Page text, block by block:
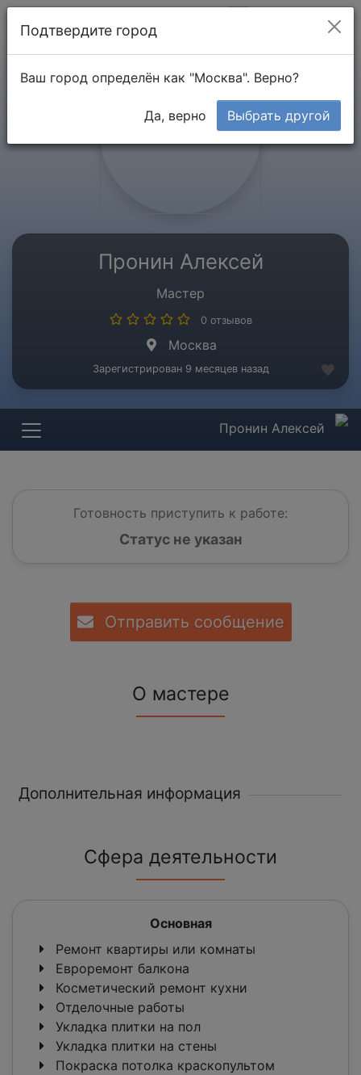
Пронин Алексей
Мастер
0 отзывов
Москва
Зарегистрирован 9 месяцев назад
Пронин Алексей
Готовность приступить к работе:
Статус не указан
Отправить сообщение
О мастере
Дополнительная информация
Сфера деятельности
Основная
Ремонт квартиры или комнаты
Евроремонт балкона
Косметический ремонт кухни
Отделочные работы
Укладка плитки на пол
Укладка плитки на стены
Покраска потолка краскопультом
Подтвердите город
Ваш город определён как "Москва". Верно?
Да, верно Выбрать другой